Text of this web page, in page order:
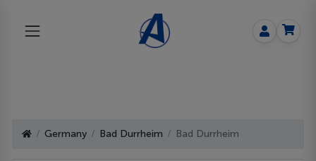
Germany Bad Durrheim Bad Durrheim